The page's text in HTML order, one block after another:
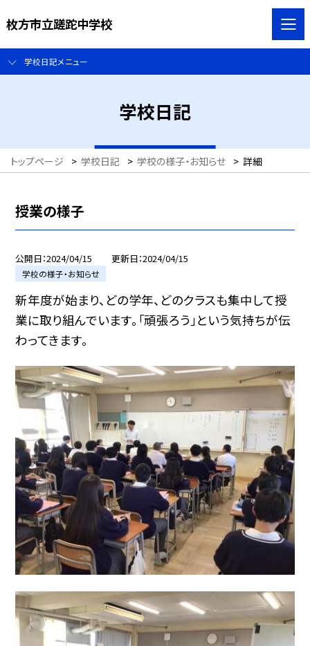
枚方市立蹉跎中学校
学校日記メニュー
学校日記
トップページ > 学校日記 > 学校の様子・お知らせ > 詳細
授業の様子
公開日 2024/04/15 更新日 2024/04/15
学校の様子・お知らせ
新年度が始まり、どの学年、どのクラスも集中して授
業に取り組んでいます。「頑張ろう」という気持ちが伝
わってきます。